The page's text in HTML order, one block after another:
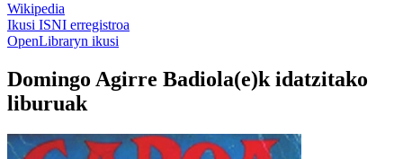
Wikipedia
Ikusi ISNI erregistroa
OpenLibraryn ikusi
Domingo Agirre Badiola(e)k idatzitako
liburuak